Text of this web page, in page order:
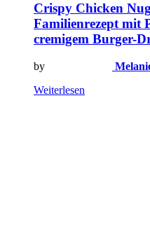
Crispy Chicken
Familienrezept mit
cremigem Burger-
by
Weiterlesen